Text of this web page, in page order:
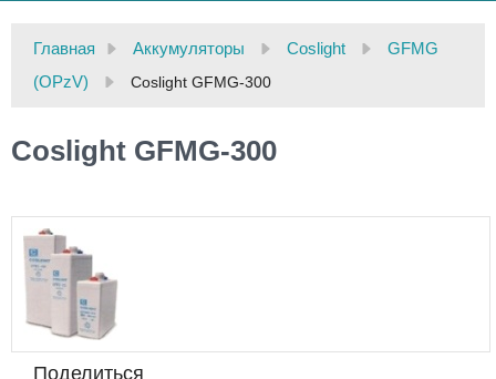
Главная Аккумуляторы Coslight
GFMG
(OPzV)
Coslight GFMG-300
Coslight GFMG-300
Поделиться